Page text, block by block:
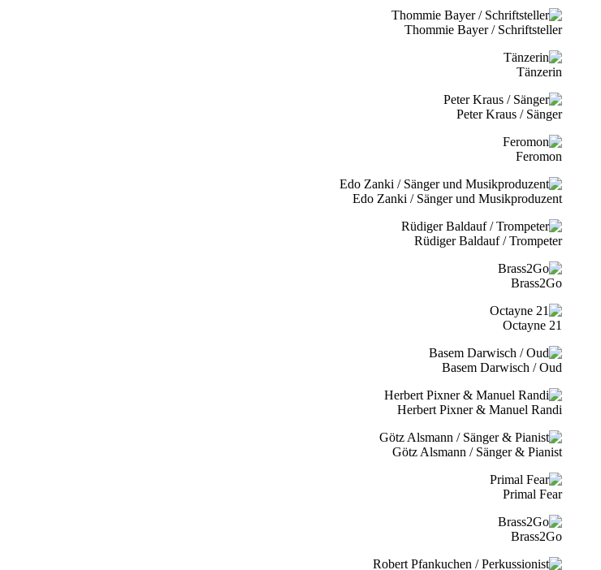
Thommie Bayer / Schriftsteller
Tänzerin
Peter Kraus / Sänger
Feromon
Edo Zanki / Sänger und Musikproduzent
Rüdiger Baldauf / Trompeter
Brass2Go
21 Octayne
Basem Darwisch / Oud
Herbert Pixner & Manuel Randi
Götz Alsmann / Sänger & Pianist
Primal Fear
Brass2Go